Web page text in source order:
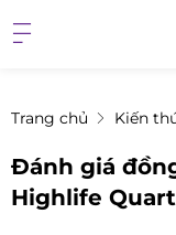
Trang chủ Kiến
Đánh giá
Highlife